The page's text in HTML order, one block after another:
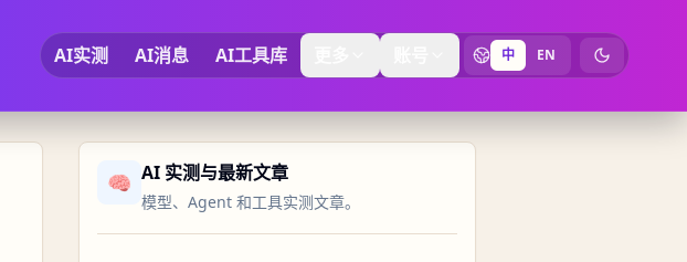
AI实测 AI消息 AI工具库 中 EN 切换为暗黑
🧠 AI 实测与最新文章
模型、Agent 和工具实测文章。